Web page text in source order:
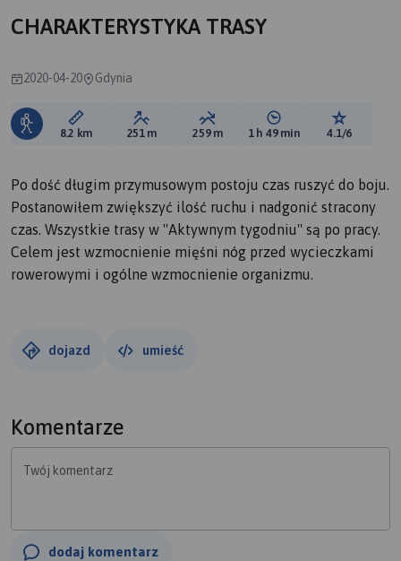
CHARAKTERYSTYKA TRASY
2020-04-20 Gdynia
Długość trasy:
8.2 km Suma przewyższeń:
251 m Suma spadków:
259 m Średni czas potrzebny
1 h 49 min Ocena
4.1/6
Po dość długim przymusowym postoju czas ruszyć do boju.
Postanowiłem zwiększyć ilość ruchu i nadgonić stracony
czas. Wszystkie trasy w ''Aktywnym tygodniu'' są po pracy.
Celem jest wzmocnienie mięśni nóg przed wycieczkami
rowerowymi i ogólne wzmocnienie organizmu.
dojazd umieść
Komentarze
Twój komentarz
dodaj komentarz